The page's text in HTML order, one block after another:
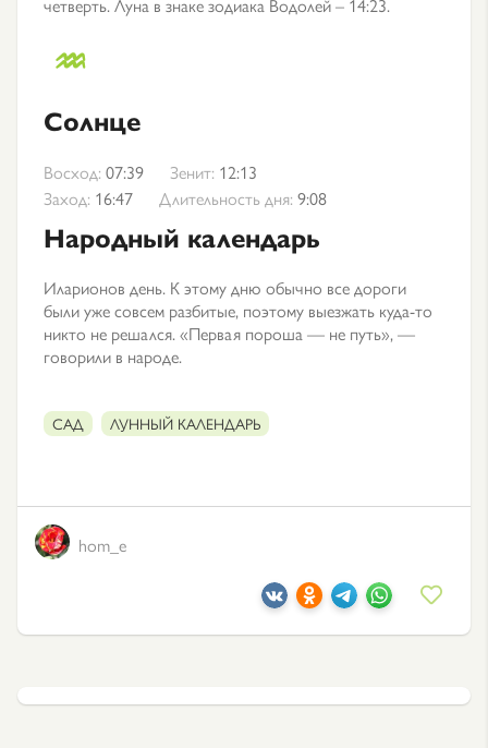
Солнце
Восход: 07:39 Зенит: 12:13
Заход: 16:47 Длительность дня: 9:08
Народный календарь
Иларионов день. К этому дню обычно все дороги
были уже совсем разбитые, поэтому выезжать куда-то
никто не решался. «Первая пороша — не путь», —
говорили в народе.
САД ЛУННЫЙ КАЛЕНДАРЬ
hom_e